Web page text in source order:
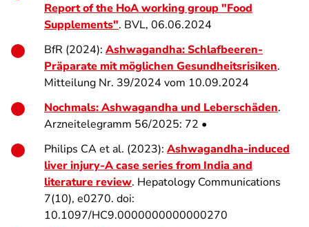
Report of the HoA working group "Food
Supplements". BVL, 06.06.2024
BfR (2024): Ashwagandha: Schlafbeeren-
Präparate mit möglichen Gesundheitsrisiken.
Mitteilung Nr. 39/2024 vom 10.09.2024
Nochmals: Ashwagandha und Leberschäden.
Arzneitelegramm 56/2025: 72 •
Philips CA et al. (2023): Ashwagandha-induced
liver injury-A case series from India and
literature review. Hepatology Communications
7(10), e0270. doi:
10.1097/HC9.0000000000000270